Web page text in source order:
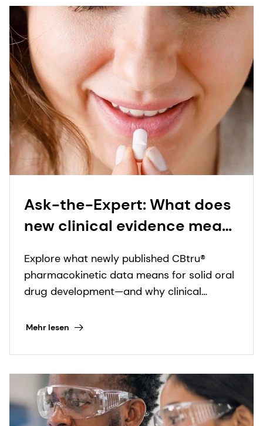
Ask-the-Expert: What does
new clinical evidence mean
drug delivery?
Explore what newly published CBtru®
pharmacokinetic data means for solid oral
drug development—and why clinical
Mehr lesen